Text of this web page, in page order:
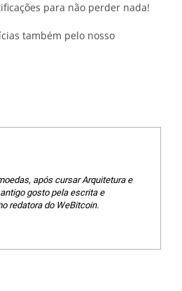
para não perder nada!
também pelo nosso
após cursar Arquitetura e
gosto pela escrita e
redatora do WeBitcoin.